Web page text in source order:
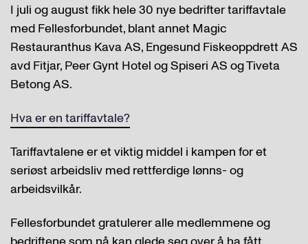
I juli og august fikk hele 30 nye bedrifter tariffavtale
med Fellesforbundet, blant annet Magic
Restauranthus Kava AS, Engesund Fiskeoppdrett AS
avd Fitjar, Peer Gynt Hotel og Spiseri AS og Tiveta
Betong AS.
Hva er en tariffavtale?
Tariffavtalene er et viktig middel i kampen for et
seriøst arbeidsliv med rettferdige lønns- og
arbeidsvilkår.
Fellesforbundet gratulerer alle medlemmene og